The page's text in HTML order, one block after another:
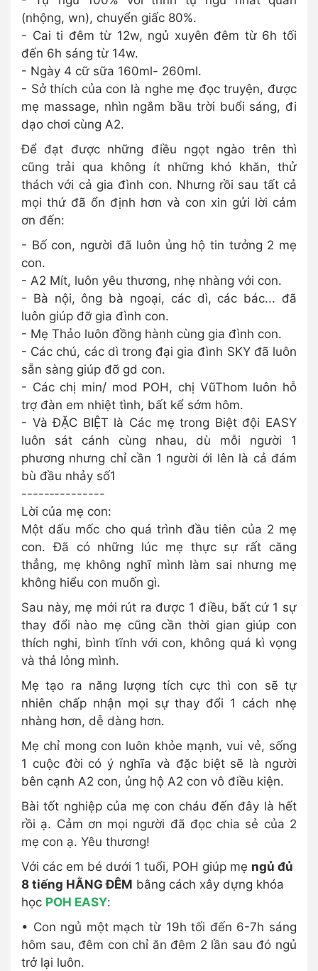
(nhộng, wn), chuyển giấc 80%.
- Cai ti đêm từ 12w, ngủ xuyên đêm từ 6h tối
đến 6h sáng từ 14w.
- Ngày 4 cữ sữa 160ml- 260ml.
- Sở thích của con là nghe mẹ đọc truyện, được
mẹ massage, nhìn ngắm bầu trời buổi sáng, đi
dạo chơi cùng A2.
Để đạt được những điều ngọt ngào trên thì
cũng trải qua không ít những khó khăn, thử
thách với cả gia đình con. Nhưng rồi sau tất cả
mọi thứ đã ổn định hơn và con xin gửi lời cảm
ơn đến:
- Bố con, người đã luôn ủng hộ tin tưởng 2 mẹ
con.
- A2 Mít, luôn yêu thương, nhẹ nhàng với con.
- Bà nội, ông bà ngoại, các dì, các bác... đã
luôn giúp đỡ gia đình con.
- Mẹ Thảo luôn đồng hành cùng gia đình con.
- Các chú, các dì trong đại gia đình SKY đã luôn
sẵn sàng giúp đỡ gd con.
- Các chị min/ mod POH, chị VũThom luôn hỗ
trợ đàn em nhiệt tình, bất kể sớm hôm.
- Và ĐẶC BIỆT là Các mẹ trong Biệt đội EASY
luôn sát cánh cùng nhau, dù mỗi người 1
phương nhưng chỉ cần 1 người ới lên là cả đám
bù đầu nhảy số1
-----‐---------
Lời của mẹ con:
Một dấu mốc cho quá trình đầu tiên của 2 mẹ
con. Đã có những lúc mẹ thực sự rất căng
thẳng, mẹ không nghĩ mình làm sai nhưng mẹ
không hiểu con muốn gì.
Sau này, mẹ mới rút ra được 1 điều, bất cứ 1 sự
thay đổi nào mẹ cũng cần thời gian giúp con
thích nghi, bình tĩnh với con, không quá kì vọng
và thả lỏng mình.
Mẹ tạo ra năng lượng tích cực thì con sẽ tự
nhiên chấp nhận mọi sự thay đổi 1 cách nhẹ
nhàng hơn, dễ dàng hơn.
Mẹ chỉ mong con luôn khỏe mạnh, vui vẻ, sống
1 cuộc đời có ý nghĩa và đặc biệt sẽ là người
bên cạnh A2 con, ủng hộ A2 con vô điều kiện.
Bài tốt nghiệp của mẹ con cháu đến đây là hết
rồi ạ. Cảm ơn mọi người đã đọc chia sẻ của 2
mẹ con ạ. Yêu thương!
Với các em bé dưới 1 tuổi, POH giúp mẹ ngủ đủ
8 tiếng HẰNG ĐÊM bằng cách xây dựng khóa
học POH EASY:
• Con ngủ một mạch từ 19h tối đến 6-7h sáng
hôm sau, đêm con chỉ ăn đêm 2 lần sau đó ngủ
trở lại luôn.